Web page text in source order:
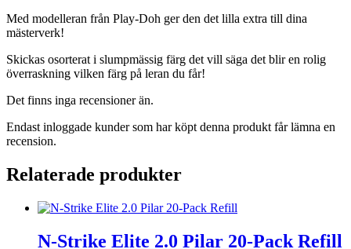
Med modelleran från Play-Doh ger den det lilla extra till dina
mästerverk!
Skickas osorterat i slumpmässig färg det vill säga det blir en rolig
överraskning vilken färg på leran du får!
Det finns inga recensioner än.
Endast inloggade kunder som har köpt denna produkt får lämna en
recension.
Relaterade produkter
N-Strike Elite 2.0 Pilar 20-Pack Refill